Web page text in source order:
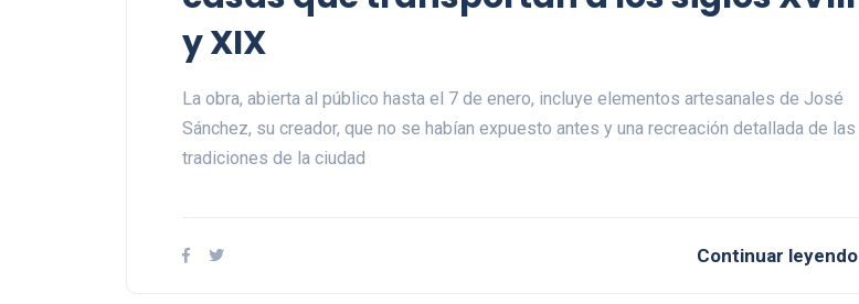
y XIX
La obra, abierta al público hasta el 7 de enero, incluye elementos artesanales de José
Sánchez, su creador, que no se habían expuesto antes y una recreación detallada de las
tradiciones de la ciudad
Continuar leyendo